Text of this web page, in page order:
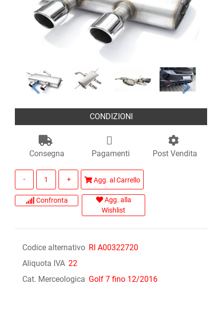
CONDIZIONI
Consegna Pagamenti Post Vendita
Agg. al Carrello
Confronta
Agg. alla
Wishlist
Codice alternativo RI A00322720
Aliquota IVA 22
Cat. Merceologica Golf 7 fino 12/2016